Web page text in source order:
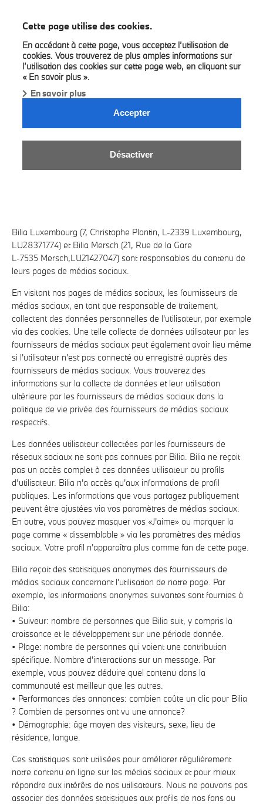
Cette page utilise des cookies.
En accédant à cette page, vous acceptez l’utilisation de
cookies. Vous trouverez de plus amples informations sur
l’utilisation des cookies sur cette page web, en cliquant sur
« En savoir plus ».
En savoir plus
Accepter
Désactiver
POLITIQUE DE VIE PRIVÉE DES
PAGES DE MÉDIAS SOCIAUX
(FACEBOOK, INSTAGRAM, LINKEDIN,
Version juillet 2026
Bilia Luxembourg (7, Christophe Plantin, L-2339 Luxembourg,
LU28371774) et Bilia Mersch (21, Rue de la Gare
L-7535 Mersch,LU21427047) sont responsables du contenu de
leurs pages de médias sociaux.
En visitant nos pages de médias sociaux, les fournisseurs de
médias sociaux, en tant que responsable de traitement,
collectent des données personnelles de l'utilisateur, par exemple
via des cookies. Une telle collecte de données utilisateur par les
fournisseurs de médias sociaux peut également avoir lieu même
si l'utilisateur n'est pas connecté ou enregistré auprès des
fournisseurs de médias sociaux. Vous trouverez des
informations sur la collecte de données et leur utilisation
ultérieure par les fournisseurs de médias sociaux dans la
politique de vie privée des fournisseurs de médias sociaux
respectifs.
Les données utilisateur collectées par les fournisseurs de
réseaux sociaux ne sont pas connues par Bilia. Bilia ne reçoit
pas un accès complet à ces données utilisateur ou profils
d’utilisateur. Bilia n'a accès qu'aux informations de profil
publiques. Les informations que vous partagez publiquement
peuvent être ajustées via vos paramètres de médias sociaux.
En outre, vous pouvez masquer vos «J'aime» ou marquer la
page comme « dissemblable » via les paramètres des médias
sociaux. Votre profil n'apparaîtra plus comme fan de cette page.
Bilia reçoit des statistiques anonymes des fournisseurs de
médias sociaux concernant l'utilisation de notre page. Par
exemple, les informations anonymes suivantes sont fournies à
Bilia:
• Suiveur: nombre de personnes que Bilia suit, y compris la
croissance et le développement sur une période donnée.
• Plage: nombre de personnes qui voient une contribution
spécifique. Nombre d'interactions sur un message. Par
exemple, vous pouvez déduire quel contenu dans la
communauté est meilleur que les autres.
• Performances des annonces: combien coûte un clic pour Bilia
? Combien de personnes ont vu une annonce?
• Démographie: âge moyen des visiteurs, sexe, lieu de
résidence, langue.
Ces statistiques sont utilisées pour améliorer régulièrement
notre contenu en ligne sur les médias sociaux et pour mieux
répondre aux intérêts de nos utilisateurs. Nous ne pouvons pas
associer des données statistiques aux profils de nos fans ou